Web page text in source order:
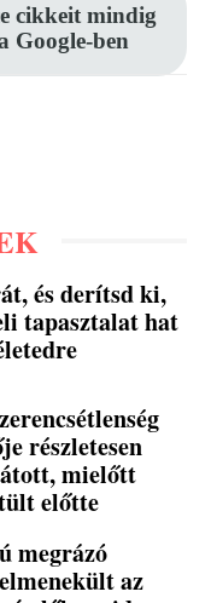
cikkeit mindig
Google-ben
és derítsd ki,
tapasztalat hat
részletesen
mielőtt
előtte
megrázó
az